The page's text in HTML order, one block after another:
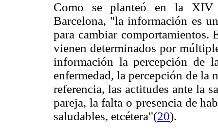
Como se planteó en la XIV
Barcelona, "la información es
para cambiar comportamientos.
vienen determinados por
información la percepción de
enfermedad, la percepción de la
referencia, las actitudes ante la
pareja, la falta o presencia de
saludables, etcétera"(20).